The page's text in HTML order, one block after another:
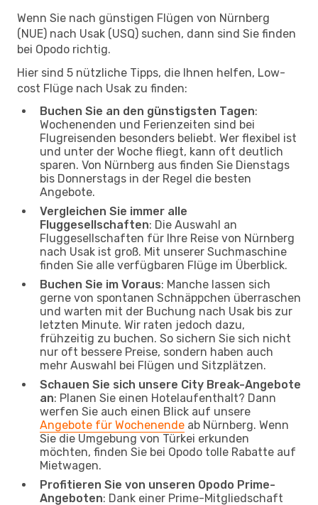
Wenn Sie nach günstigen Flügen von Nürnberg
(NUE) nach Usak (USQ) suchen, dann sind Sie finden
bei Opodo richtig.
Hier sind 5 nützliche Tipps, die Ihnen helfen, Low-
cost Flüge nach Usak zu finden:
Buchen Sie an den günstigsten Tagen:
Wochenenden und Ferienzeiten sind bei
Flugreisenden besonders beliebt. Wer flexibel ist
und unter der Woche fliegt, kann oft deutlich
sparen. Von Nürnberg aus finden Sie Dienstags
bis Donnerstags in der Regel die besten
Angebote.
Vergleichen Sie immer alle
Fluggesellschaften: Die Auswahl an
Fluggesellschaften für Ihre Reise von Nürnberg
nach Usak ist groß. Mit unserer Suchmaschine
finden Sie alle verfügbaren Flüge im Überblick.
Buchen Sie im Voraus: Manche lassen sich
gerne von spontanen Schnäppchen überraschen
und warten mit der Buchung nach Usak bis zur
letzten Minute. Wir raten jedoch dazu,
frühzeitig zu buchen. So sichern Sie sich nicht
nur oft bessere Preise, sondern haben auch
mehr Auswahl bei Flügen und Sitzplätzen.
Schauen Sie sich unsere City Break-Angebote
an: Planen Sie einen Hotelaufenthalt? Dann
werfen Sie auch einen Blick auf unsere
Angebote für Wochenende ab Nürnberg. Wenn
Sie die Umgebung von Türkei erkunden
möchten, finden Sie bei Opodo tolle Rabatte auf
Mietwagen.
Profitieren Sie von unseren Opodo Prime-
Angeboten: Dank einer Prime-Mitgliedschaft